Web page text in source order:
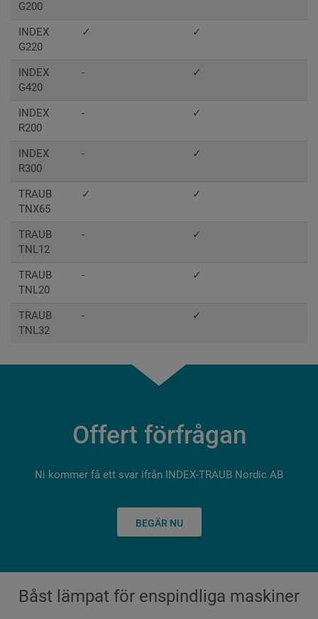
G200
INDEX
G220
✓ ✓
INDEX
G420
- ✓
INDEX
R200
- ✓
INDEX
R300
- ✓
TRAUB
TNX65
✓ ✓
TRAUB
TNL12
- ✓
TRAUB
TNL20
- ✓
TRAUB
TNL32
- ✓
Offert förfrågan
Ni kommer få ett svar ifrån INDEX-TRAUB Nordic AB
BEGÄR NU
Båst lämpat för enspindliga maskiner